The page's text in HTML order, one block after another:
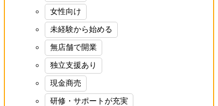
女性向け
未経験から始める
無店舗で開業
独立支援あり
現金商売
研修・サポートが充実